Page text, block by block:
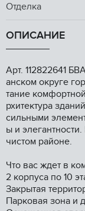
Отделка
ОПИСАНИЕ
Арт. 112822641
анскoм окpуге
тaние
pxитектура
сильными
ы и
чистом районе.
Что вас ждет в
2 корпуса по 10
Закрытая
Парковая зона и